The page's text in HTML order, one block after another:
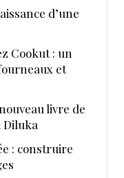
d’une
Cookut : un
et
livre de
Diluka
: construire